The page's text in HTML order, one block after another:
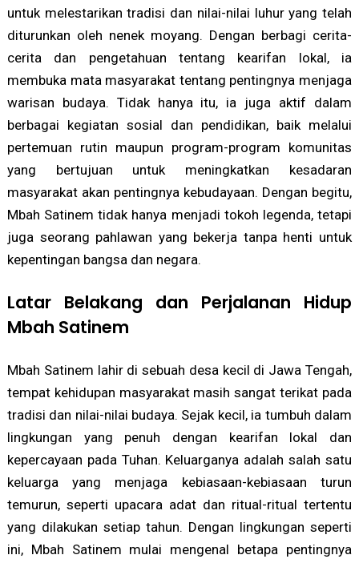
untuk melestarikan tradisi dan nilai-nilai luhur yang telah
diturunkan oleh nenek moyang. Dengan berbagi cerita-
cerita dan pengetahuan tentang kearifan lokal, ia
membuka mata masyarakat tentang pentingnya menjaga
warisan budaya. Tidak hanya itu, ia juga aktif dalam
berbagai kegiatan sosial dan pendidikan, baik melalui
pertemuan rutin maupun program-program komunitas
yang bertujuan untuk meningkatkan kesadaran
masyarakat akan pentingnya kebudayaan. Dengan begitu,
Mbah Satinem tidak hanya menjadi tokoh legenda, tetapi
juga seorang pahlawan yang bekerja tanpa henti untuk
kepentingan bangsa dan negara.
Latar Belakang dan Perjalanan Hidup
Mbah Satinem
Mbah Satinem lahir di sebuah desa kecil di Jawa Tengah,
tempat kehidupan masyarakat masih sangat terikat pada
tradisi dan nilai-nilai budaya. Sejak kecil, ia tumbuh dalam
lingkungan yang penuh dengan kearifan lokal dan
kepercayaan pada Tuhan. Keluarganya adalah salah satu
keluarga yang menjaga kebiasaan-kebiasaan turun
temurun, seperti upacara adat dan ritual-ritual tertentu
yang dilakukan setiap tahun. Dengan lingkungan seperti
ini, Mbah Satinem mulai mengenal betapa pentingnya